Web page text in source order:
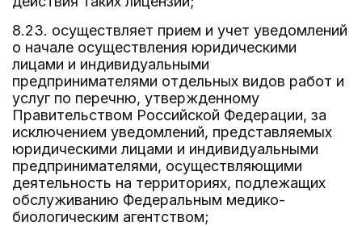
8.23. осуществляет прием и учет уведомлений
о начале осуществления юридическими
лицами и индивидуальными
предпринимателями отдельных видов работ и
услуг по перечню, утвержденному
Правительством Российской Федерации, за
исключением уведомлений, представляемых
юридическими лицами и индивидуальными
предпринимателями, осуществляющими
деятельность на территориях, подлежащих
обслуживанию Федеральным медико-
биологическим агентством;